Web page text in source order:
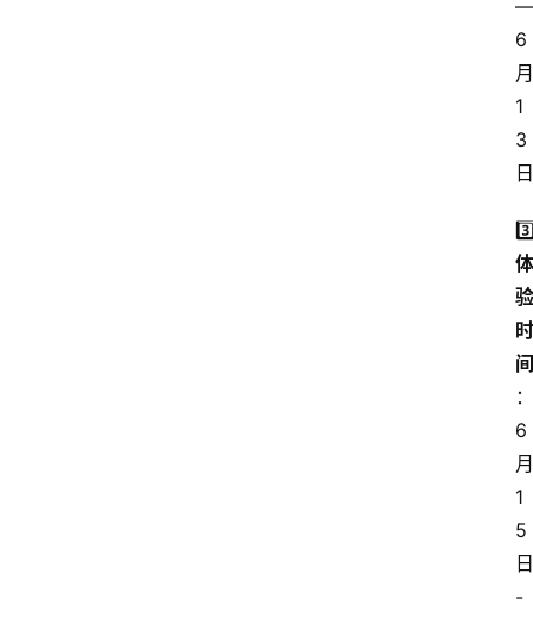
—
6
月
1
3
日
体
验
时
间
：
6
月
1
5
日
-